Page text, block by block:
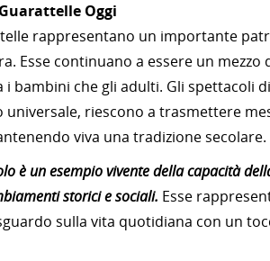
Oggi
rappresentano un importante
Esse continuano a essere un
i bambini che gli adulti. Gli spettacoli
universale, riescono a trasmettere
viva una tradizione secolare.
è un esempio vivente della capacità
storici e sociali. Esse
sulla vita quotidiana con un